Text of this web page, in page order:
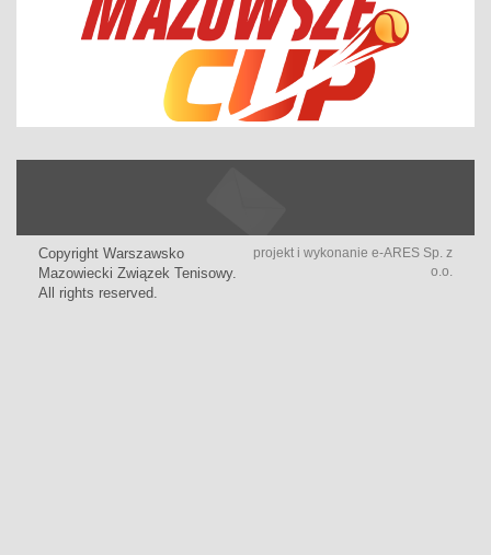
Copyright Warszawsko
Mazowiecki Związek Tenisowy.
All rights reserved.
projekt i wykonanie e-ARES Sp. z
o.o.